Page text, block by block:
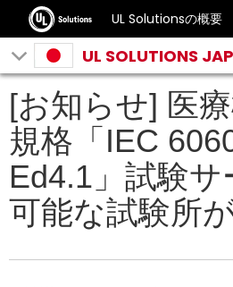
UL Solutionsの概要
UL SOLUTIONS
[お知らせ] 医
規格「IEC
Ed4.1」試験
可能な試験所